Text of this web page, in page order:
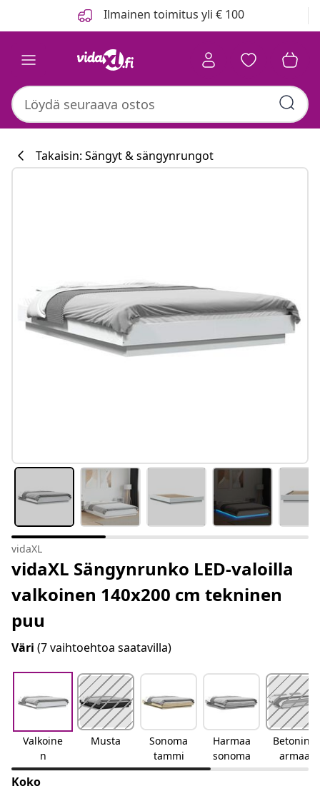
Ilmainen toimitus yli € 100
Takaisin: Sängyt & sängynrungot
vidaXL
vidaXL Sängynrunko LED-valoilla
valkoinen 140x200 cm tekninen
puu
Väri (7 vaihtoehtoa saatavilla)
Valkoine
n
Musta
Sonoma
tammi
Harmaa
sonoma
Betoninh
armaa
Koko